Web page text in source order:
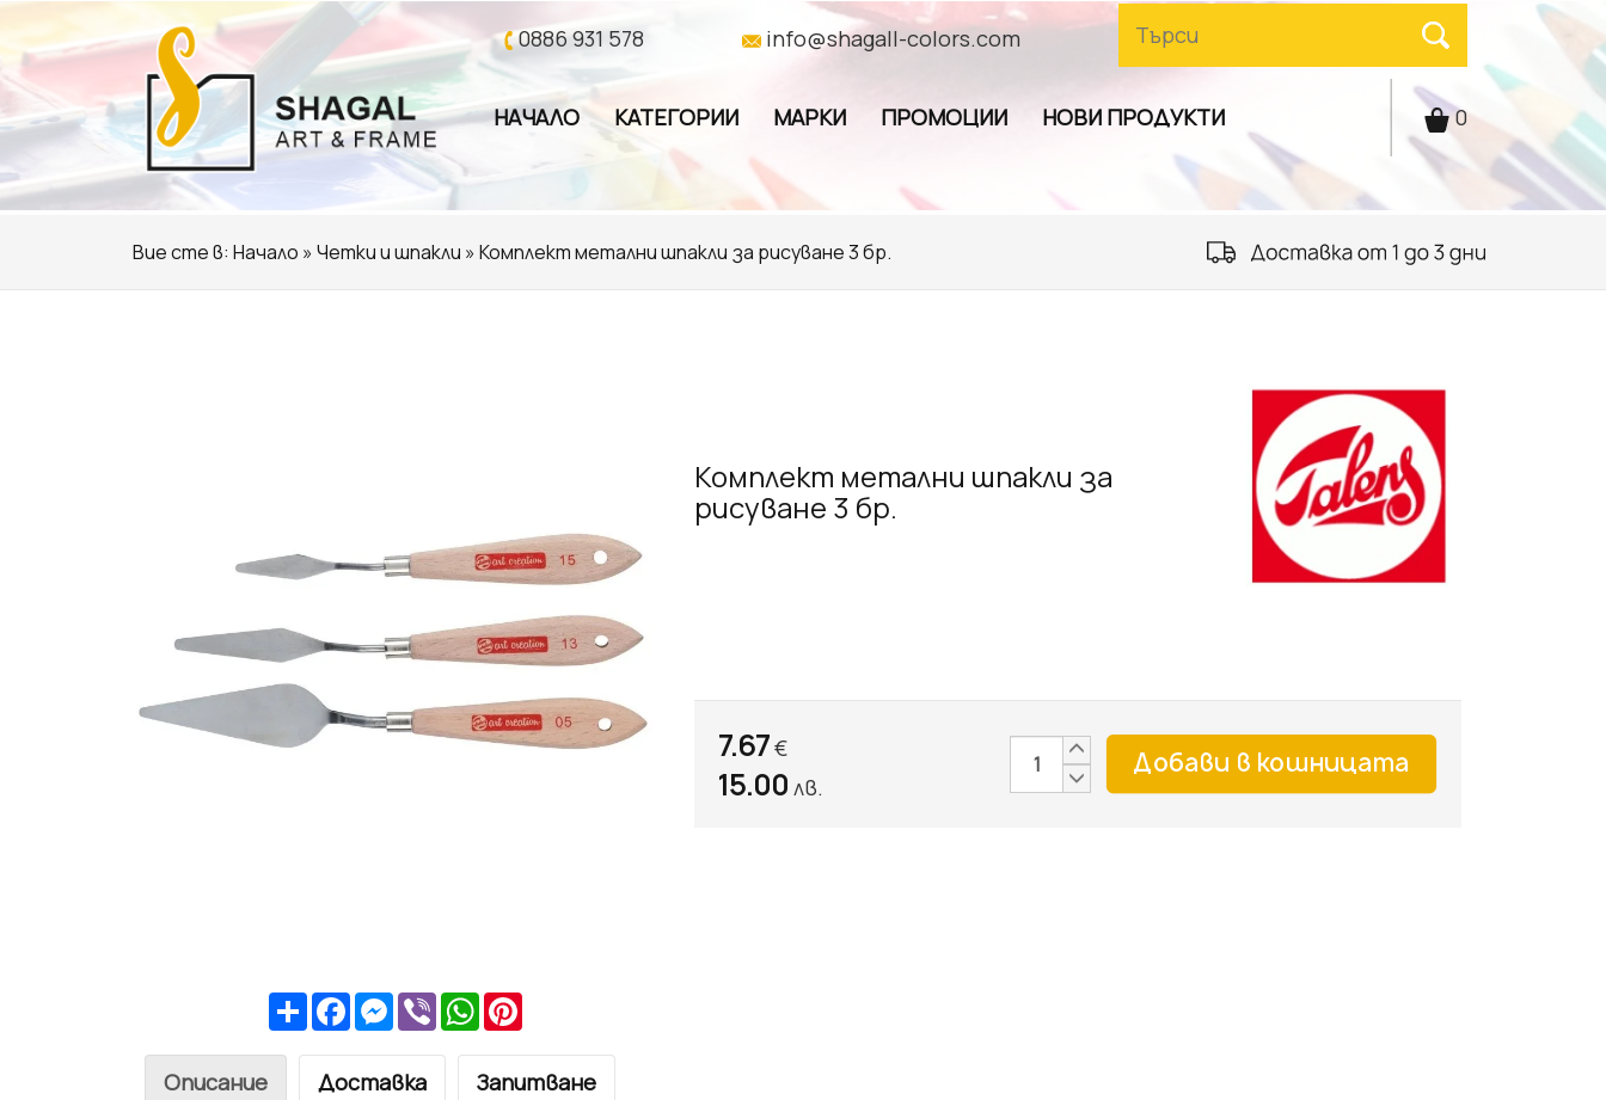
0886 931 578 info@shagall-colors.com
НАЧАЛО КАТЕГОРИИ МАРКИ ПРОМОЦИИ НОВИ ПРОДУКТИ 0
Вие сте в: Начало » Четки и шпакли » Комплект метални шпакли за рисуване 3 бр.
ShareFacebook
Messenger
ViberWhatsApp
Комплект метални шпакли за
рисуване 3 бр.
7.67€
15.00 лв.
Описание Доставка Запитване